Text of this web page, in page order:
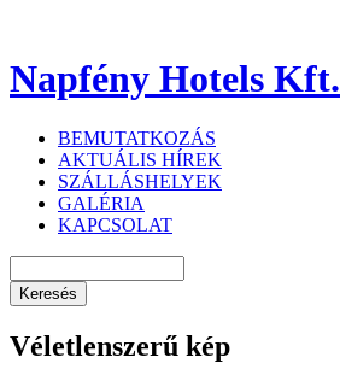
Napfény Hotels Kft.
BEMUTATKOZÁS
AKTUÁLIS HÍREK
SZÁLLÁSHELYEK
GALÉRIA
KAPCSOLAT
Véletlenszerű kép